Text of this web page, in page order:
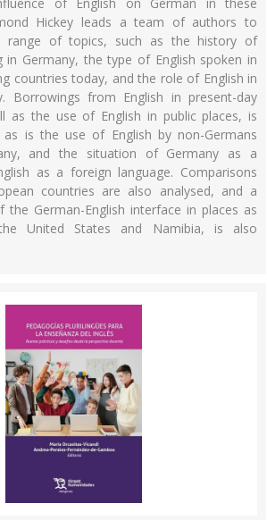
Hickey leads a team of authors to
range of topics, such as the history of
in Germany, the type of English spoken in
countries today, and the role of English in
Borrowings from English in present-day
as the use of English in public places, is
as is the use of English by non-Germans
and the situation of Germany as a
as a foreign language. Comparisons
countries are also analysed, and a
the German-English interface in places as
United States and Namibia, is also